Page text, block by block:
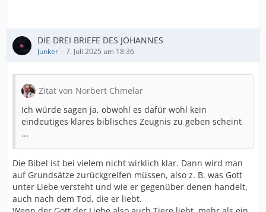
DIE DREI BRIEFE DES JOHANNES
Junker 7. Juli 2025 um 18:36
Zitat von Norbert Chmelar
Ich würde sagen ja, obwohl es dafür wohl kein
eindeutiges klares biblisches Zeugnis zu geben scheint
...
Die Bibel ist bei vielem nicht wirklich klar. Dann wird man
auf Grundsätze zurückgreifen müssen, also z. B. was Gott
unter Liebe versteht und wie er gegenüber denen handelt,
auch nach dem Tod, die er liebt.